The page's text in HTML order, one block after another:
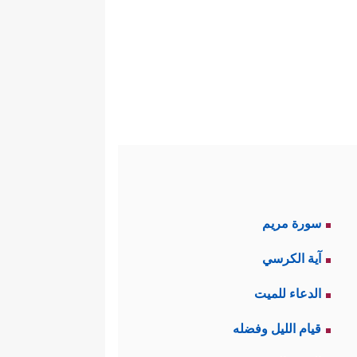
مُتناقِضًا في مواقفه، مُضطربًا
هَلۡ هُنَّ مُمۡسِكَـٰتُ رَحۡمَتِهِۦۚ قُلۡ حَسۡبِیَ ٱللَّهُۖ
وأصلُ هذه الأمراض إنّما هو
الحقِّ من طريق الباطل
سورة مريم
آية الكرسي
الدعاء للميت
قيام الليل وفضله